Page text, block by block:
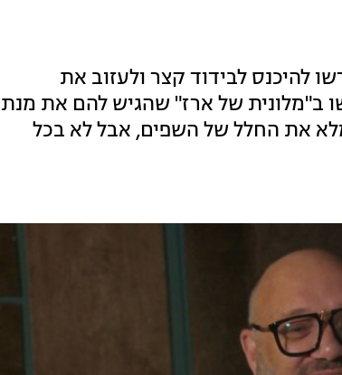
להיכנס לבידוד קצר ולעזוב את
ב"מלונית של ארז" שהגיש להם את מנת
את החלל של השפים, אבל לא בכל